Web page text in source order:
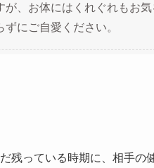
が、お体にはくれぐれもお
にご自愛ください。
残っている時期に、相手の